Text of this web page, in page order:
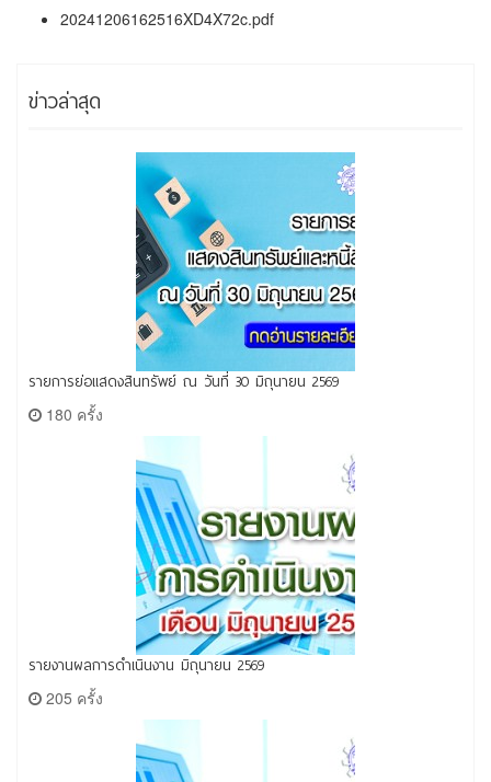
20241206162516XD4X72c.pdf
ข่าวล่าสุด
รายการย่อแสดงสินทรัพย์ ณ วันที่ 30 มิถุนายน 2569
180 ครั้ง
รายงานผลการดำเนินงาน มิถุนายน 2569
205 ครั้ง